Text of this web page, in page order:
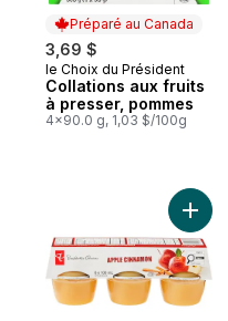
Préparé au Canada
3,69 $
Préparé au Canada
le Choix du Président
Collations aux fruits
à presser, pommes
4x90.0 g, 1,03 $/100g